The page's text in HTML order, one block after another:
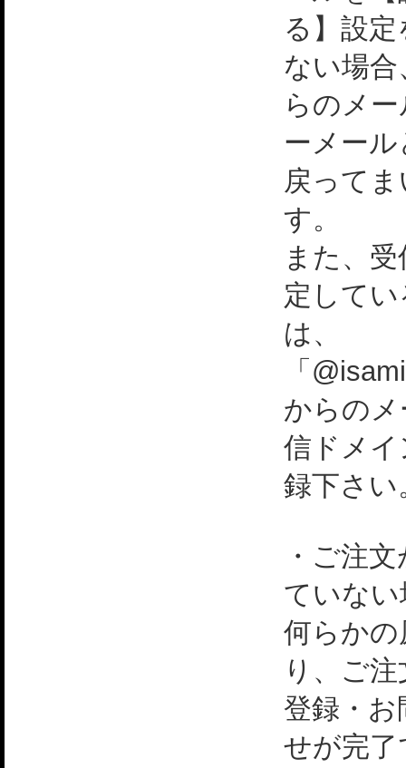
る】設
ない場
らのメ
ーメー
戻って
す。
また、
定して
は、
「
からの
信ドメ
録下さい
・ご注
ていない
何らか
り、ご
登録・
せが完